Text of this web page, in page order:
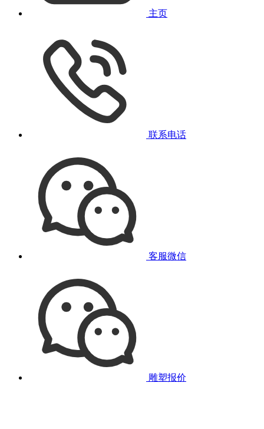
主页
联系电话
客服微信
雕塑报价